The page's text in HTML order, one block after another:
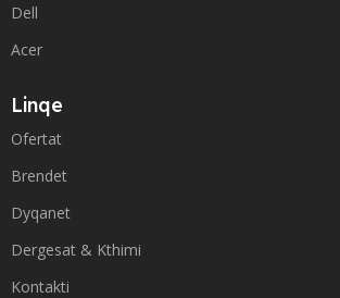
Dell
Acer
Linqe
Ofertat
Brendet
Dyqanet
Dergesat & Kthimi
Kontakti